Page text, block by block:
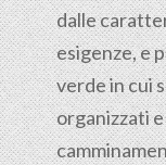
dalle
esigenze, e
verde in cui
organizzati